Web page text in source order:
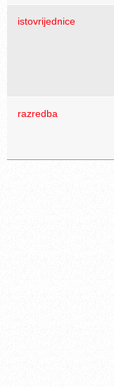
istovrijednice
razredba